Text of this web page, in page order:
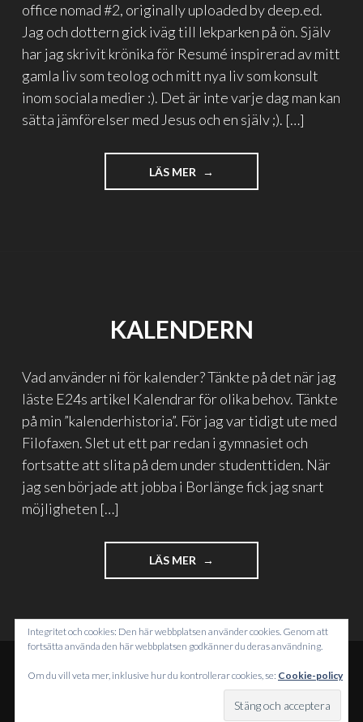
office nomad #2, originally uploaded by deep.ed.
Jag och dottern gick iväg till lekparken på ön. Själv
har jag skrivit krönika för Resumé inspirerad av mitt
gamla liv som teolog och mitt nya liv som konsult
inom sociala medier :). Det är inte varje dag man kan
sätta jämförelser med Jesus och en själv ;). […]
LÄS MER "PÅSKAFTONSJOBB"
KALENDERN
Vad använder ni för kalender? Tänkte på det när jag
läste E24s artikel Kalendrar för olika behov. Tänkte
på min ”kalenderhistoria”. För jag var tidigt ute med
Filofaxen. Slet ut ett par redan i gymnasiet och
fortsatte att slita på dem under studenttiden. När
jag sen började att jobba i Borlänge fick jag snart
möjligheten […]
LÄS MER "KALENDERN"
DRIVS MED WORDPRESS
WORDPRESS.COM
Integritet och cookies: Den här webbplatsen använder cookies. Genom att
fortsätta använda den här webbplatsen godkänner du deras användning.
Om du vill veta mer, inklusive hur du kontrollerar cookies, se: Cookie-policy